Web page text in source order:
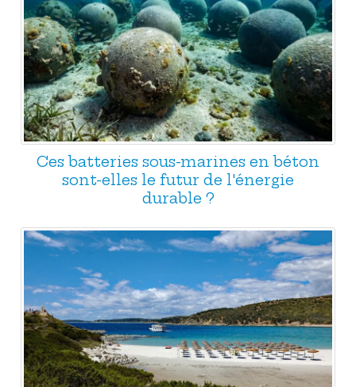
Ces batteries sous-marines en béton
sont-elles le futur de l'énergie
durable ?